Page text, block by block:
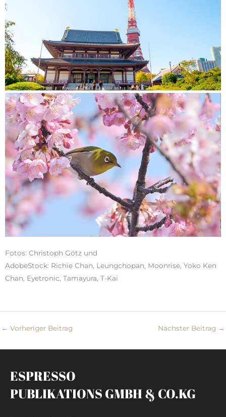
Fotos: Christoph Götz und
AdobeStock: Richie Chan, Leungchopan, Moonrise, Yoko Ken
Chan, Eyetronic, Tamayura, T-Kai
← Vorheriger Beitrag Nächster Beitrag →
ESPRESSO
PUBLIKATIONS GMBH & CO.KG